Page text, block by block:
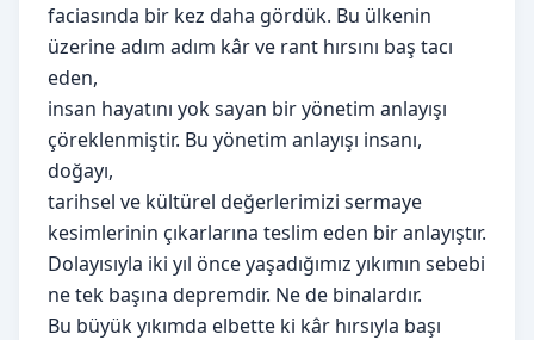
faciasında bir kez daha gördük. Bu ülkenin
üzerine adım adım kâr ve rant hırsını baş tacı
eden,
insan hayatını yok sayan bir yönetim anlayışı
çöreklenmiştir. Bu yönetim anlayışı insanı,
doğayı,
tarihsel ve kültürel değerlerimizi sermaye
kesimlerinin çıkarlarına teslim eden bir anlayıştır.
Dolayısıyla iki yıl önce yaşadığımız yıkımın sebebi
ne tek başına depremdir. Ne de binalardır.
Bu büyük yıkımda elbette ki kâr hırsıyla başı